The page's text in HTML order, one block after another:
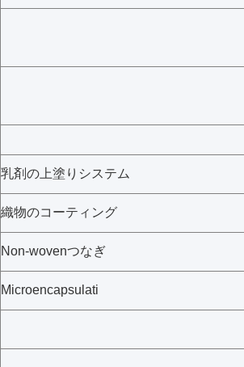
乳剤の上塗りシステム
織物のコーティング
Non-wovenつなぎ
Microencapsulati